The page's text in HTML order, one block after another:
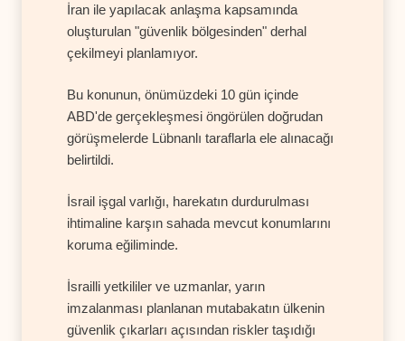
İran ile yapılacak anlaşma kapsamında
oluşturulan "güvenlik bölgesinden" derhal
çekilmeyi planlamıyor.
Bu konunun, önümüzdeki 10 gün içinde
ABD'de gerçekleşmesi öngörülen doğrudan
görüşmelerde Lübnanlı taraflarla ele alınacağı
belirtildi.
İsrail işgal varlığı, harekatın durdurulması
ihtimaline karşın sahada mevcut konumlarını
koruma eğiliminde.
İsrailli yetkililer ve uzmanlar, yarın
imzalanması planlanan mutabakatın ülkenin
güvenlik çıkarları açısından riskler taşıdığı